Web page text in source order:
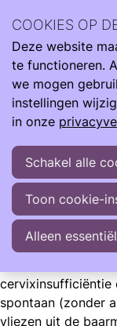
om je te
Zwakte van de
van
Cervixinsufficiëntie
cervixinsufficiëntie
spontaan (zonder
vliezen uit de
COOKIES OP
Deze website
te functioneren.
we mogen
instellingen
in onze
Schakel alle
Toon cookie-
Alleen